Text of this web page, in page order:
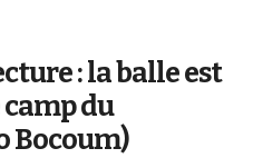
: la balle est
du
Bocoum)